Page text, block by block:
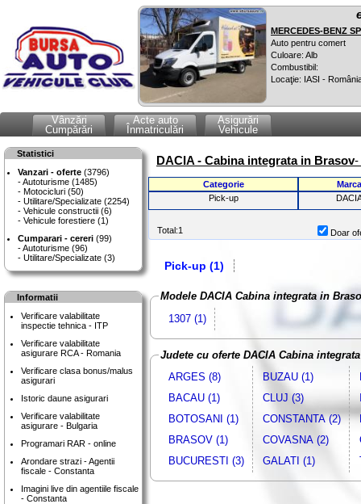
MERCEDES-BENZ
Auto pentru comert
Culoare: Alb
Combustibil:
Locaţie: IASI -
Vânzări
Cumpărări
Acte auto
Înmatriculări
Asigurări
Vehicule
Statistici
Vanzari - oferte (3796)
Autoturisme (1485)
Motocicluri (50)
Utilitare/Specializate (2254)
Vehicule constructii (6)
Vehicule forestiere (1)
Cumparari - cereri (99)
Autoturisme (96)
Utilitare/Specializate (3)
Informatii
Verificare valabilitate
inspectie tehnica - ITP
Verificare valabilitate
asigurare RCA - Romania
Verificare clasa bonus/malus
asigurari
Istoric daune asigurari
Verificare valabilitate
asigurare - Bulgaria
Programari RAR - online
Arondare strazi - Agentii
fiscale - Constanta
Imagini live din agentiile fiscale
- Constanta
DACIA - Cabina integrata in Brasov-
Categorie
Marca
Pick-up
Total:1 Doar
Pick-up (1)
Modele DACIA Cabina integrata in
1307 (1)
Judete cu oferte DACIA Cabina integrata
ARGES (8)
BACAU (1)
BOTOSANI (1)
BRASOV (1)
BUCURESTI (3)
BUZAU (1)
CLUJ (3)
CONSTANTA (2)
COVASNA (2)
GALATI (1)